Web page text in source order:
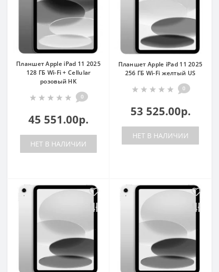
Планшет Apple iPad 11 2025
128 ГБ Wi-Fi + Cellular
розовый HK
0
45 551.00р.
НЕТ В НАЛИЧИИ
Планшет Apple iPad 11 2025
256 ГБ Wi-Fi желтый US
0
53 525.00р.
НЕТ В НАЛИЧИИ